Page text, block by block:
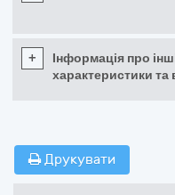
+
Інформація про інші
характеристики
Друкувати